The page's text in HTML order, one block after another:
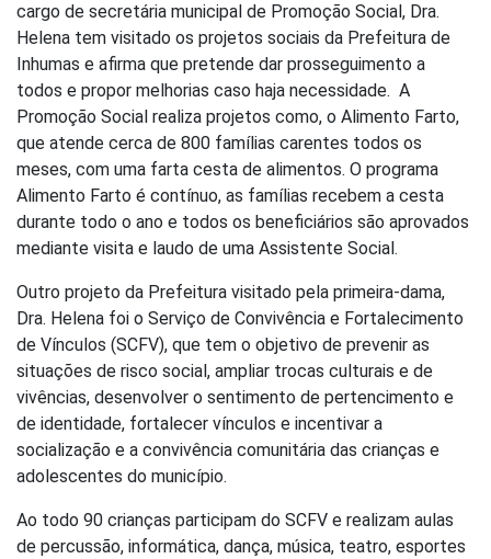
cargo de secretária municipal de Promoção Social, Dra.
Helena tem visitado os projetos sociais da Prefeitura de
Inhumas e afirma que pretende dar prosseguimento a
todos e propor melhorias caso haja necessidade. A
Promoção Social realiza projetos como, o Alimento Farto,
que atende cerca de 800 famílias carentes todos os
meses, com uma farta cesta de alimentos. O programa
Alimento Farto é contínuo, as famílias recebem a cesta
durante todo o ano e todos os beneficiários são aprovados
mediante visita e laudo de uma Assistente Social.
Outro projeto da Prefeitura visitado pela primeira-dama,
Dra. Helena foi o Serviço de Convivência e Fortalecimento
de Vínculos (SCFV), que tem o objetivo de prevenir as
situações de risco social, ampliar trocas culturais e de
vivências, desenvolver o sentimento de pertencimento e
de identidade, fortalecer vínculos e incentivar a
socialização e a convivência comunitária das crianças e
adolescentes do município.
Ao todo 90 crianças participam do SCFV e realizam aulas
de percussão, informática, dança, música, teatro, esportes